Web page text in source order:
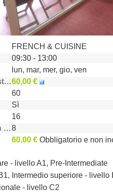
FRENCH & CUISINE
09:30 - 13:00
lun, mar, mer, gio, ven
Tasse amministrative scolastiche60,00 €
60
Sì
16
Numero medio di studenti in classe8
60,00 € Obbligatorio e non
- livello A1, Pre-Intermediate
Intermedio superiore - livello
- livello C2